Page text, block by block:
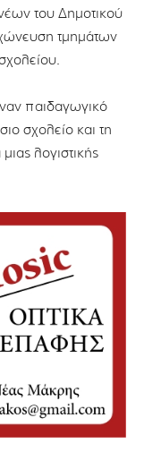
του Δημοτικού
τμημάτων
παιδαγωγικό
σχολείο και τη
λογιστικής